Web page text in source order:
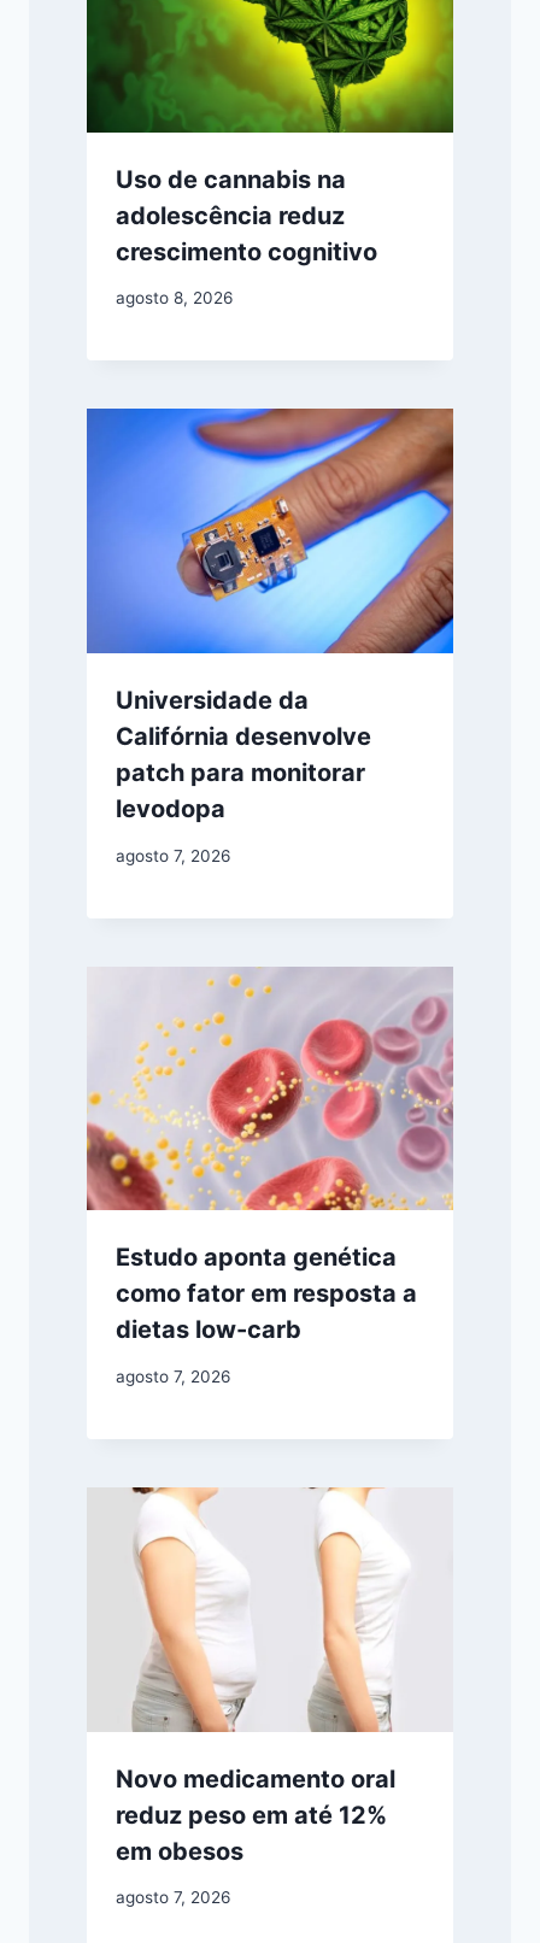
Uso de cannabis na
adolescência reduz
crescimento cognitivo
agosto 8, 2026
Universidade da
Califórnia desenvolve
patch para monitorar
levodopa
agosto 7, 2026
Estudo aponta genética
como fator em resposta a
dietas low-carb
agosto 7, 2026
Novo medicamento oral
reduz peso em até 12%
em obesos
agosto 7, 2026